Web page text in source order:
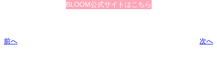
BLOOM公式サイトはこちら
前へ 次へ